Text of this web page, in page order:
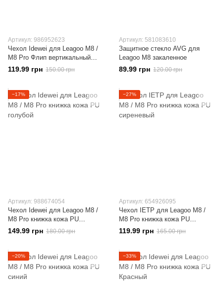
Артикул: 986952623
Чехол Idewei для Leagoo M8 /
M8 Pro Флип вертикальный
кожа PU коричневый
119.99 грн 150.00 грн
Артикул: 581083610
Защитное стекло AVG для
Leagoo M8 закаленное
89.99 грн 120.00 грн
−17%
Артикул: 988674054
Чехол Idewei для Leagoo M8 /
M8 Pro книжка кожа PU
голубой
149.99 грн 180.00 грн
−27%
Артикул: 654926095
Чехол IETP для Leagoo M8 /
M8 Pro книжка кожа PU
сиреневый
119.99 грн 165.00 грн
−20% −33%